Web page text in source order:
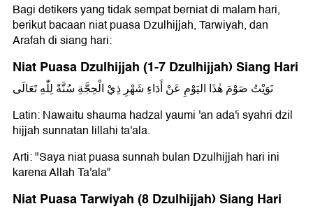
Bagi detikers yang tidak sempat berniat di malam hari,
berikut bacaan niat puasa Dzulhijjah, Tarwiyah, dan
Arafah di siang hari:
Niat Puasa Dzulhijjah (1-7 Dzulhijjah) Siang Hari
نَوَيْتُ صَوْمَ هٰذَا اليَوْمِ عَنْ أَدَاءِ شَهْرِ ذِيْ الْحِجَّةِ سُنَّةً لِلّٰهِ تَعَالَى
Latin: Nawaitu shauma hadzal yaumi 'an ada'i syahri dzil
hijjah sunnatan lillahi ta'ala.
Arti: "Saya niat puasa sunnah bulan Dzulhijjah hari ini
karena Allah Ta'ala"
Niat Puasa Tarwiyah (8 Dzulhijjah) Siang Hari